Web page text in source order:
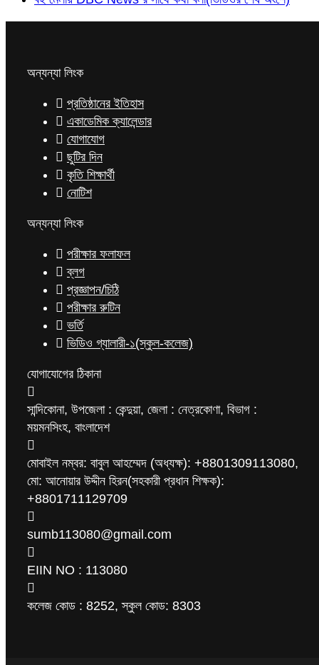
অন্যন্যা লিংক
প্রতিষ্ঠানের ইতিহাস
একাডেমিক ক্যালেন্ডার
যোগাযোগ
ছুটির দিন
কৃতি শিক্ষার্থী
নোটিশ
অন্যন্যা লিংক
পরীক্ষার ফলাফল
ব্লগ
প্রজ্ঞাপন/চিঠি
পরীক্ষার রুটিন
ভর্তি
ভিডিও গ্যালারী-১(স্কুল-কলেজ)
যোগাযোগের ঠিকানা
সান্দিকোনা, উপজেলা : কেন্দুয়া, জেলা : নেত্রকোণা, বিভাগ :
ময়মনসিংহ, বাংলাদেশ
মোবাইল নম্বর: বাবুল আহম্মেদ (অধ্যক্ষ): +8801309113080,
মো: আনোয়ার উদ্দীন হিরন(সহকারী প্রধান শিক্ষক):
+8801711129709
sumb113080@gmail.com
EIIN NO : 113080
কলেজ কোড : 8252, স্কুল কোড: 8303